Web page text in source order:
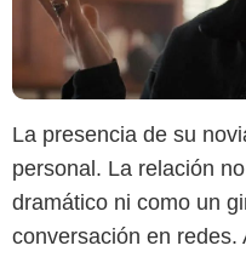
La presencia de su
personal. La relación
dramático ni como un
conversación en redes.